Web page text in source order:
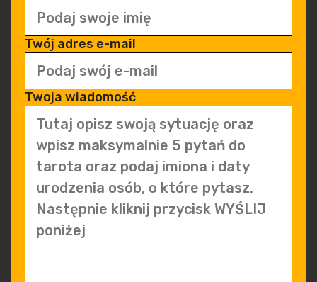
Twój adres e-mail
Twoja wiadomość